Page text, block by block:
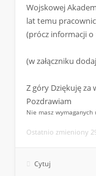
Wojskowej
lat temu
(prócz informacji o
(w załączniku
Z góry Dziękuję za
Pozdrawiam
Nie masz
Ostatnio zmieniony
Cytuj